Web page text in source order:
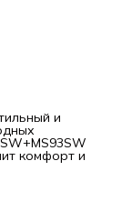
и
комфорт и